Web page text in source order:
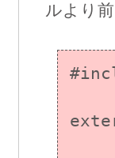
ルより